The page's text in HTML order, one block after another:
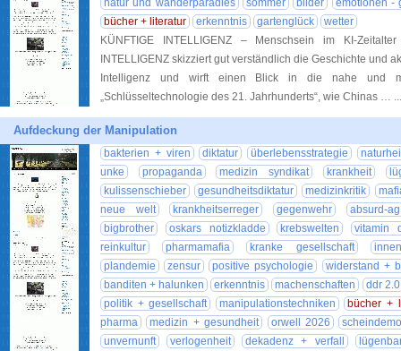
natur und wanderparadies sommer bilder
emotionen -
bücher + literatur
erkenntnis gartenglück
wetter
KÜNFTIGE INTELLIGENZ – Menschsein im KI-
INTELLIGENZ skizziert gut verständlich die Geschichte und
Intelligenz und wirft einen Blick in die nahe und
„Schlüsseltechnologie des 21. Jahrhunderts“, wie Chinas …
Aufdeckung der Manipulation
bakterien + viren diktatur überlebensstrategie
unke
propaganda medizin syndikat krankheit
kulissenschieber
gesundheitsdiktatur medizinkritik
neue welt
krankheitserreger gegenwehr
absurd-ag
bigbrother
oskars notizkladde krebswelten
vitamin
reinkultur
pharmamafia kranke gesellschaft
plandemie
zensur positive psychologie
widerstand +
banditen + halunken
erkenntnis machenschaften
ddr 2.0
politik + gesellschaft
manipulationstechniken
bücher +
pharma
medizin + gesundheit orwell 2026
unvernunft
verlogenheit dekadenz + verfall